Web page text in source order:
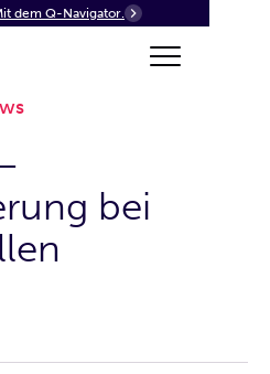
dem Q-Navigator.
bei